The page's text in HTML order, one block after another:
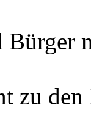
Bürger
zu